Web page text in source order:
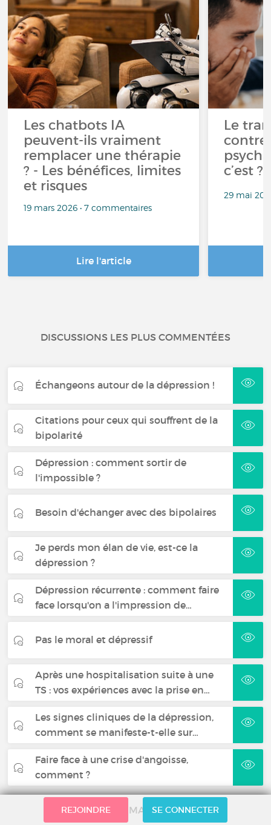
Les chatbots IA
peuvent-ils vraiment
remplacer une thérapie
? - Les bénéfices, limites
et risques
19 mars 2026 • 7 commentaires
Lire l'article
Le
c’est ?
29 mai
DISCUSSIONS LES PLUS COMMENTÉES
Échangeons autour de la dépression !
Citations pour ceux qui souffrent de la
bipolarité
Dépression : comment sortir de
l'impossible ?
Besoin d'échanger avec des bipolaires
Je perds mon élan de vie, est-ce la
dépression ?
Dépression récurrente : comment faire
face lorsqu'on a l'impression de…
Pas le moral et dépressif
Après une hospitalisation suite à une
TS : vos expériences avec la prise en…
Les signes cliniques de la dépression,
comment se manifeste-t-elle sur…
Faire face à une crise d'angoisse,
comment ?
FICHES MALADIES
REJOINDRE SE CONNECTER